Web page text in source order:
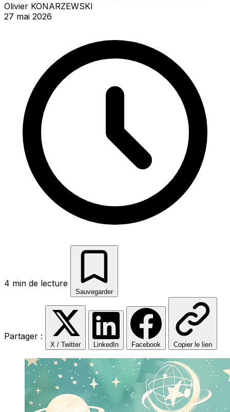
Olivier KONARZEWSKI
27 mai 2026
4 min de lecture
Sauvegarder
Partager :
X / Twitter LinkedIn Facebook Copier le lien